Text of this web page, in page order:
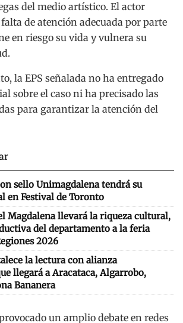
del medio artístico. El actor
de atención adecuada por parte
en riesgo su vida y vulnera su
la EPS señalada no ha entregado
sobre el caso ni ha precisado las
para garantizar la atención del
sello Unimagdalena tendrá su
en Festival de Toronto
Magdalena llevará la riqueza cultural,
del departamento a la feria
2026
la lectura con alianza
llegará a Aracataca, Algarrobo,
Bananera
un amplio debate en redes